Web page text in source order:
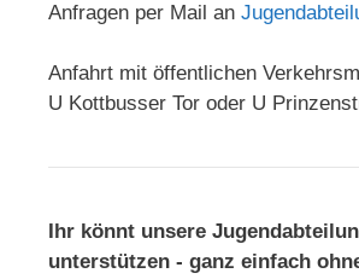
Anfragen per Mail an
Anfahrt mit öffentlichen
U Kottbusser Tor oder U
Ihr könnt unsere
unterstützen - ganz einfach